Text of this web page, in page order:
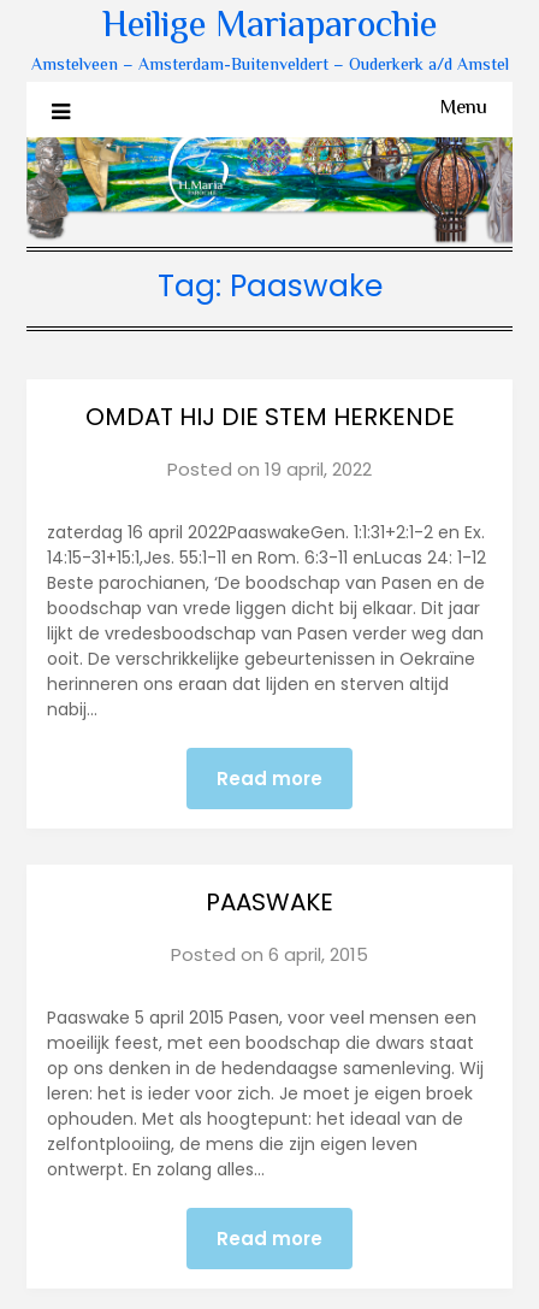
Heilige Mariaparochie
Amstelveen – Amsterdam-Buitenveldert – Ouderkerk a/d Amstel
Menu
Tag: Paaswake
OMDAT HIJ DIE STEM HERKENDE
Posted on 19 april, 2022
zaterdag 16 april 2022PaaswakeGen. 1:1:31+2:1-2 en Ex.
14:15-31+15:1,Jes. 55:1-11 en Rom. 6:3-11 enLucas 24: 1-12
Beste parochianen, ‘De boodschap van Pasen en de
boodschap van vrede liggen dicht bij elkaar. Dit jaar
lijkt de vredesboodschap van Pasen verder weg dan
ooit. De verschrikkelijke gebeurtenissen in Oekraïne
herinneren ons eraan dat lijden en sterven altijd
nabij…
Read more
PAASWAKE
Posted on 6 april, 2015
Paaswake 5 april 2015 Pasen, voor veel mensen een
moeilijk feest, met een boodschap die dwars staat
op ons denken in de hedendaagse samenleving. Wij
leren: het is ieder voor zich. Je moet je eigen broek
ophouden. Met als hoogtepunt: het ideaal van de
zelfontplooiing, de mens die zijn eigen leven
ontwerpt. En zolang alles…
Read more